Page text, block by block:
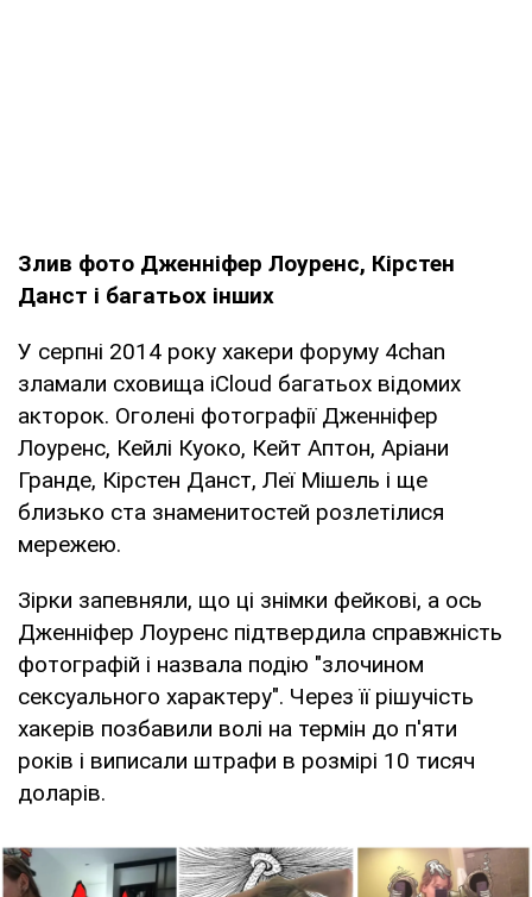
Злив фото Дженніфер Лоуренс, Кірстен
Данст і багатьох інших
У серпні 2014 року хакери форуму 4chan
зламали сховища iCloud багатьох відомих
акторок. Оголені фотографії Дженніфер
Лоуренс, Кейлі Куоко, Кейт Аптон, Аріани
Гранде, Кірстен Данст, Леї Мішель і ще
близько ста знаменитостей розлетілися
мережею.
Зірки запевняли, що ці знімки фейкові, а ось
Дженніфер Лоуренс підтвердила справжність
фотографій і назвала подію "злочином
сексуального характеру". Через її рішучість
хакерів позбавили волі на термін до п'яти
років і виписали штрафи в розмірі 10 тисяч
доларів.